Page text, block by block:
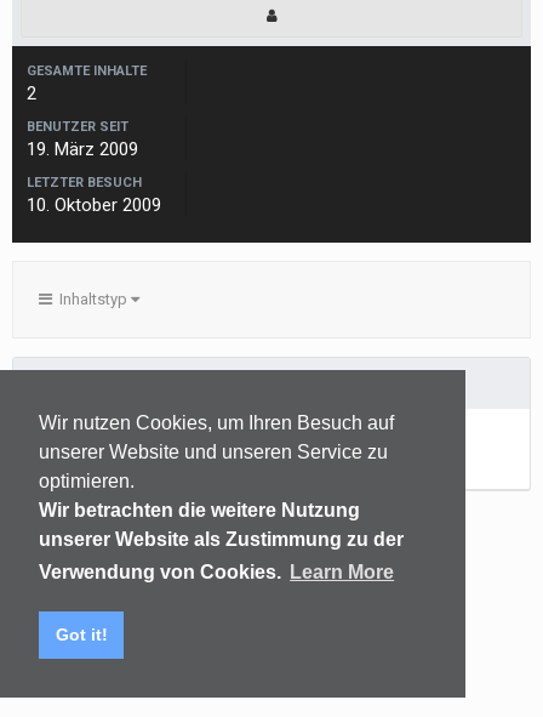
Wir nutzen Cookies, um Ihren Besuch auf
unserer Website und unseren Service zu
optimieren.
Wir betrachten die weitere Nutzung
unserer Website als Zustimmung zu der
Verwendung von Cookies. Learn More
Got it!
GESAMTE INHALTE
2
BENUTZER SEIT
19. März 2009
LETZTER BESUCH
10. Oktober 2009
Inhaltstyp
Noch keine Inhalte vorhanden
Datenschutzerklärung
(C) audiomap.de